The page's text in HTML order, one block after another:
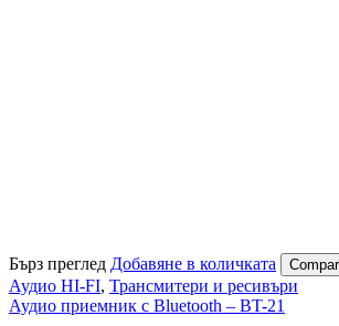
Бърз преглед Добавяне в количката
Аудио HI-FI, Трансмитери и ресивъри
Аудио приемник с Bluetooth – BT-21